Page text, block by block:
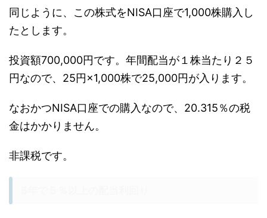
同じように、この株式をNISA口座で1,000株購入し
たとします。
投資額700,000円です。年間配当が１株当たり ２５
円なので、 25円×1,000株で25,000円が入ります。
なおかつNISA口座での購入なので、20.315％の税
金はかかりません。
非課税です。